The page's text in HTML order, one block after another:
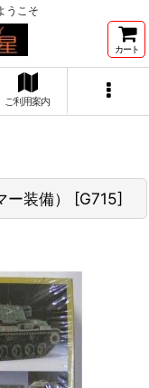
うこそ
カート
ご利用案内
装備） [G715]